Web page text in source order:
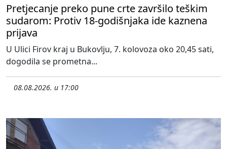
Pretjecanje preko pune crte završilo teškim
sudarom: Protiv 18-godišnjaka ide kaznena
prijava
U Ulici Firov kraj u Bukovlju, 7. kolovoza oko 20,45 sati,
dogodila se prometna...
08.08.2026. u 17:00